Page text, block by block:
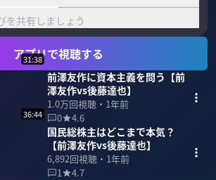
を共有しましょう
アプリで視聴する
31:38
前澤友作に資本主義を問う【前
澤友作vs後藤達也】
1.0万回視聴・ 1年前
0
4.6
36:44
国民総株主はどこまで本気？
【前澤友作vs後藤達也】
6,892回視聴・ 1年前
1
4.7